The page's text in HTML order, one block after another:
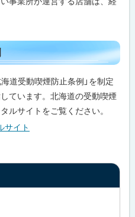
道受動喫煙防止条例」を制定
ています。北海道の受動喫煙
ルサイトをご覧ください。
サイト